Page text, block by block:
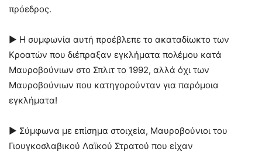
πρόεδρος.
► Η συμφωνία αυτή προέβλεπε το ακαταδίωκτο των
Κροατών που διέπραξαν εγκλήματα πολέμου κατά
Μαυροβούνιων στο Σπλιτ το 1992, αλλά όχι των
Μαυροβούνιων που κατηγορούνταν για παρόμοια
εγκλήματα!
► Σύμφωνα με επίσημα στοιχεία, Μαυροβούνιοι του
Γιουγκοσλαβικού Λαϊκού Στρατού που είχαν